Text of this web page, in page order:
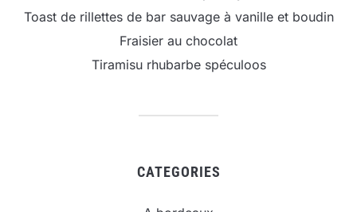
Toast de rillettes de bar sauvage à vanille et boudin
Fraisier au chocolat
Tiramisu rhubarbe spéculoos
CATEGORIES